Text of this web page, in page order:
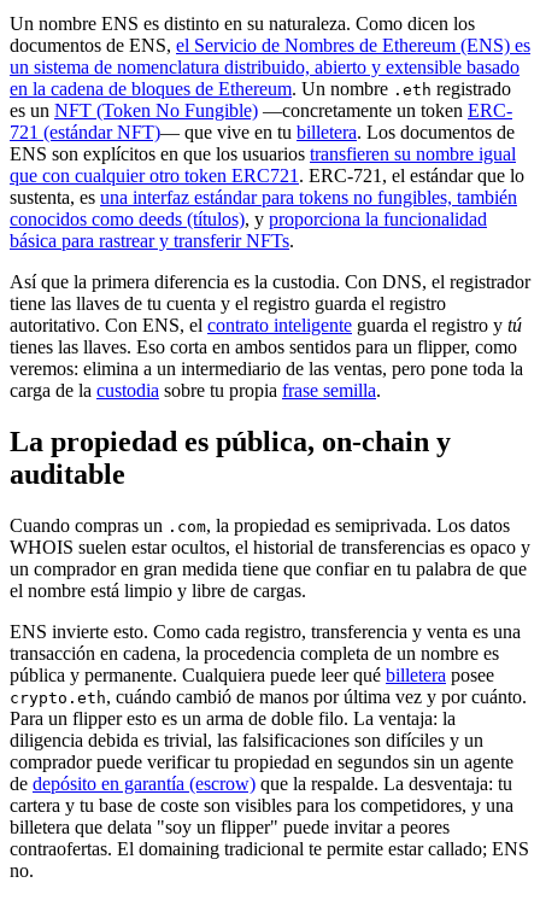
Un nombre ENS es distinto en su naturaleza. Como dicen los
documentos de ENS, el Servicio de Nombres de Ethereum (ENS) es
un sistema de nomenclatura distribuido, abierto y extensible basado
en la cadena de bloques de Ethereum. Un nombre .eth registrado
es un NFT (Token No Fungible) —concretamente un token ERC-
721 (estándar NFT)— que vive en tu billetera. Los documentos de
ENS son explícitos en que los usuarios transfieren su nombre igual
que con cualquier otro token ERC721. ERC-721, el estándar que lo
sustenta, es una interfaz estándar para tokens no fungibles, también
conocidos como deeds (títulos), y proporciona la funcionalidad
básica para rastrear y transferir NFTs.
Así que la primera diferencia es la custodia. Con DNS, el registrador
tiene las llaves de tu cuenta y el registro guarda el registro
autoritativo. Con ENS, el contrato inteligente guarda el registro y tú
tienes las llaves. Eso corta en ambos sentidos para un flipper, como
veremos: elimina a un intermediario de las ventas, pero pone toda la
carga de la custodia sobre tu propia frase semilla.
La propiedad es pública, on-chain y
auditable
Cuando compras un .com, la propiedad es semiprivada. Los datos
WHOIS suelen estar ocultos, el historial de transferencias es opaco y
un comprador en gran medida tiene que confiar en tu palabra de que
el nombre está limpio y libre de cargas.
ENS invierte esto. Como cada registro, transferencia y venta es una
transacción en cadena, la procedencia completa de un nombre es
pública y permanente. Cualquiera puede leer qué billetera posee
crypto.eth, cuándo cambió de manos por última vez y por cuánto.
Para un flipper esto es un arma de doble filo. La ventaja: la
diligencia debida es trivial, las falsificaciones son difíciles y un
comprador puede verificar tu propiedad en segundos sin un agente
de depósito en garantía (escrow) que la respalde. La desventaja: tu
cartera y tu base de coste son visibles para los competidores, y una
billetera que delata "soy un flipper" puede invitar a peores
contraofertas. El domaining tradicional te permite estar callado; ENS
no.